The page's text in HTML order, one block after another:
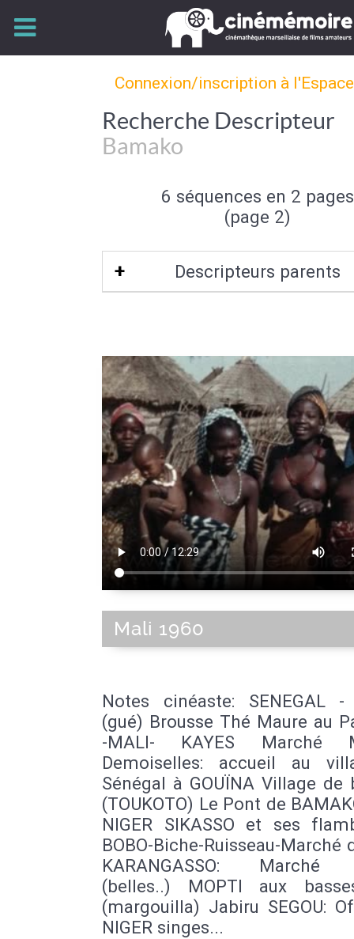
Connexion/inscription à
Recherche Descripteur
Bamako
6 séquences en 2 pages
(page 2)
Descripteurs parents
française
Mali 1960
Notes cinéaste: SENEGAL -
(gué) Brousse Thé Maure au
-MALI- KAYES Marché
Demoiselles: accueil au
Sénégal à GOUÏNA Village de
(TOUKOTO) Le Pont de
NIGER SIKASSO et ses
BOBO-Biche-Ruisseau-Marché
KARANGASSO: Marché
(belles..) MOPTI aux
(margouilla) Jabiru SEGOU:
NIGER singes...